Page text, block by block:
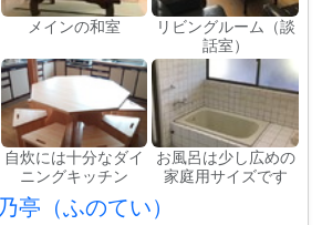
メインの和室
リビングルーム（談
話室）
自炊には十分なダイ
ニングキッチン
お風呂は少し広めの
家庭用サイズです
亭（ふのてい）